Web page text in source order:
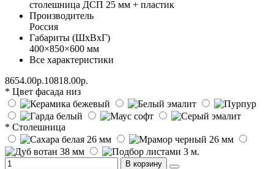
столешница ДСП 25 мм + пластик
Производитель
Россия
Габариты (ШхВхГ)
400×850×600 мм
Все характеристики
8654.00р.10818.00р.
* Цвет фасада низ
* Столешница
В корзину